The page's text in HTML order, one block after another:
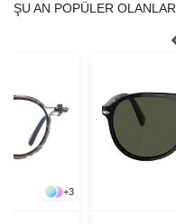
ŞU AN POPÜLER OLANLAR
+3